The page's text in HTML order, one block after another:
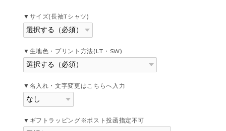
▼サイズ(長袖Tシャツ)
▼生地色・プリント方法(LT・SW)
▼名入れ・文字変更はこちらへ入力
▼ギフトラッピング※ポスト投函指定不可